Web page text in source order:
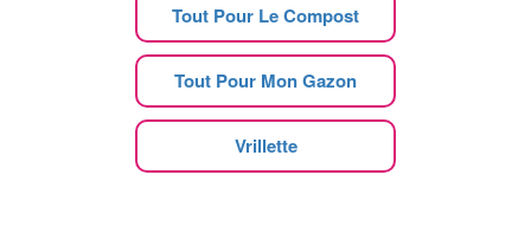
Tout Pour Le Compost
Tout Pour Mon Gazon
Vrillette